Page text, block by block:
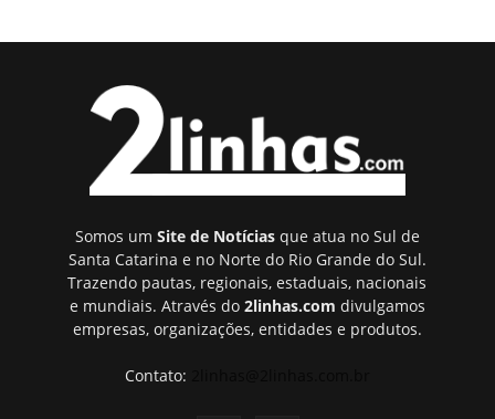
Somos um Site de Notíciasque atua no Sul de
Santa Catarina e no Norte do Rio Grande do Sul.
Trazendo pautas, regionais, estaduais, nacionais
e mundiais. Através do 2linhas.com divulgamos
empresas, organizações, entidades e produtos.
Contato: